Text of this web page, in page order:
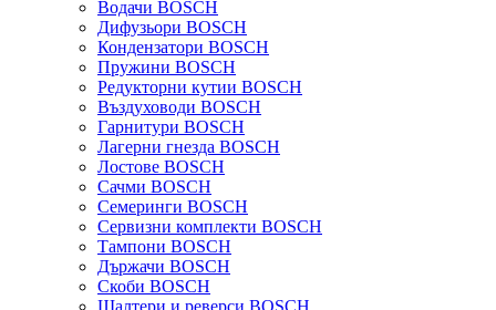
Водачи BOSCH
Дифузьори BOSCH
Кондензатори BOSCH
Пружини BOSCH
Редукторни кутии BOSCH
Въздуховоди BOSCH
Гарнитури BOSCH
Лагерни гнезда BOSCH
Лостове BOSCH
Сачми BOSCH
Семеринги BOSCH
Сервизни комплекти BOSCH
Тампони BOSCH
Държачи BOSCH
Скоби BOSCH
Шалтери и реверси BOSCH